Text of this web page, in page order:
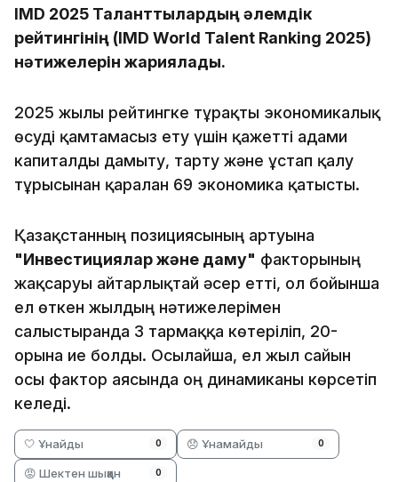
IMD 2025 Таланттылардың әлемдік
рейтингінің (IMD World Talent Ranking 2025)
нәтижелерін жариялады.
2025 жылғы рейтингке тұрақты экономикалық
өсуді қамтамасыз ету үшін қажетті адами
капиталды дамыту, тарту және ұстап қалу
тұрғысынан қаралған 69 экономика қатысты.
Қазақстанның позициясының артуына
"Инвестициялар және даму" факторының
жақсаруы айтарлықтай әсер етті, ол бойынша
ел өткен жылдың нәтижелерімен
салыстырғанда 3 тармаққа көтеріліп, 20-
орынға ие болды. Осылайша, ел жыл сайын
осы фактор аясында оң динамиканы көрсетіп
келеді.
🤍 Ұнайды 0 😞 Ұнамайды 0
😡 Шектен шыққан 0